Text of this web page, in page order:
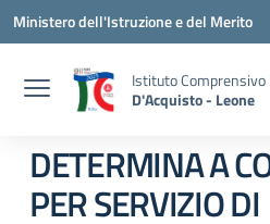
Vai ai contenuti
Vai al menu di navigazione
Vai al footer
Ministero dell'Istruzione e del Merito
Istituto Comprensivo
D'Acquisto - Leone
DETERMINA A
PER SERVIZIO DI